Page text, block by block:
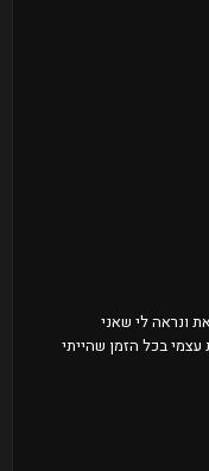
ונראה לי שאני
בכל הזמן שהייתי